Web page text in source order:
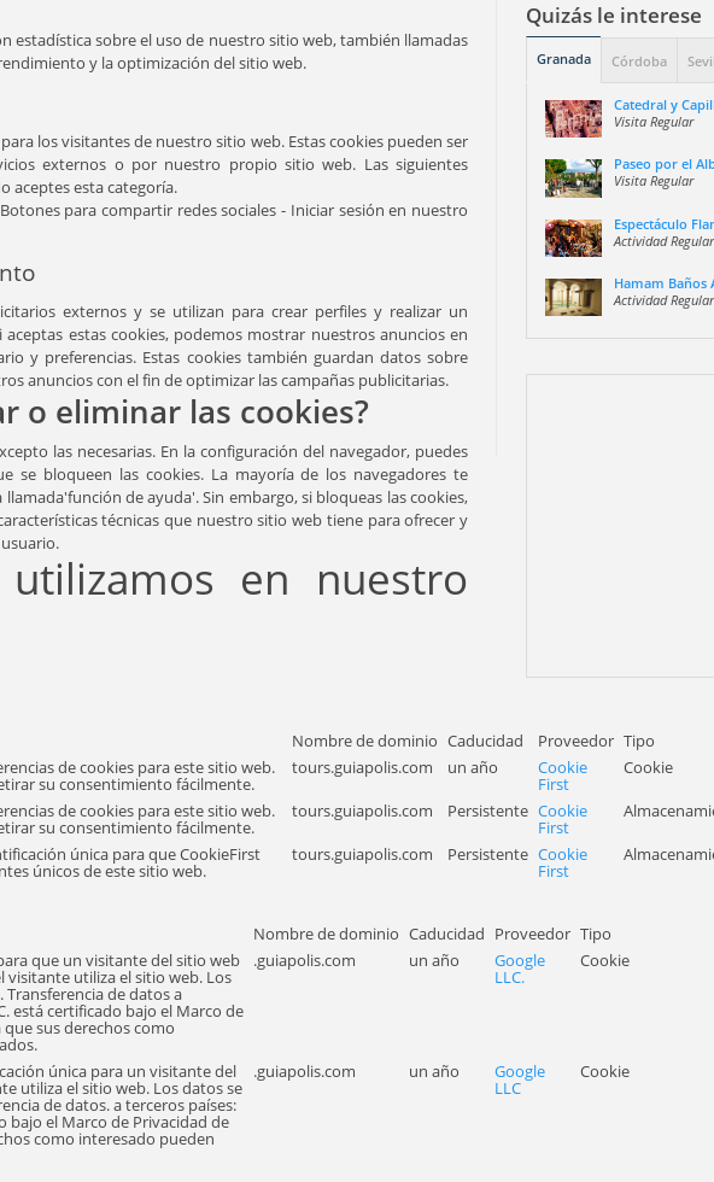
estadística sobre el uso de nuestro sitio web, también llamadas
y la optimización del sitio web.
los visitantes de nuestro sitio web. Estas cookies pueden ser
externos o por nuestro propio sitio web. Las siguientes
aceptes esta categoría.
para compartir redes sociales - Iniciar sesión en nuestro
externos y se utilizan para crear perfiles y realizar un
estas cookies, podemos mostrar nuestros anuncios en
y preferencias. Estas cookies también guardan datos sobre
anuncios con el fin de optimizar las campañas publicitarias.
o eliminar las cookies?
las necesarias. En la configuración del navegador, puedes
se bloqueen las cookies. La mayoría de los navegadores te
de ayuda'. Sin embargo, si bloqueas las cookies,
técnicas que nuestro sitio web tiene para ofrecer y
en nuestro
Nombre de dominio Caducidad Proveedor Tipo
de cookies para este sitio web.
su consentimiento fácilmente.
tours.guiapolis.com un año Cookie
First
Cookie
de cookies para este sitio web.
su consentimiento fácilmente.
tours.guiapolis.com Persistente Cookie
First
única para que CookieFirst
únicos de este sitio web.
tours.guiapolis.com Persistente Cookie
First
Nombre de dominio Caducidad Proveedor Tipo
que un visitante del sitio web
visitante utiliza el sitio web. Los
de datos a
está certificado bajo el Marco de
sus derechos como
.guiapolis.com un año Google
LLC.
Cookie
única para un visitante del
utiliza el sitio web. Los datos se
de datos. a terceros países:
bajo el Marco de Privacidad de
como interesado pueden
.guiapolis.com un año Google
LLC
Cookie
Quizás le interese
Granada Córdoba
Catedral y
Visita Regular
Paseo por el
Visita Regular
Espectáculo
Actividad Regular
Hamam Baños
Actividad Regular